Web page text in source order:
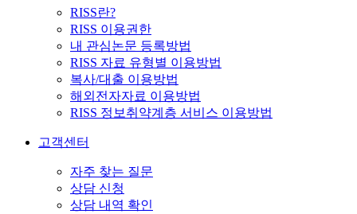
RISS란?
RISS 이용권한
내 관심논문 등록방법
RISS 자료 유형별 이용방법
복사/대출 이용방법
해외전자자료 이용방법
RISS 정보취약계층 서비스 이용방법
고객센터
자주 찾는 질문
상담 신청
상담 내역 확인